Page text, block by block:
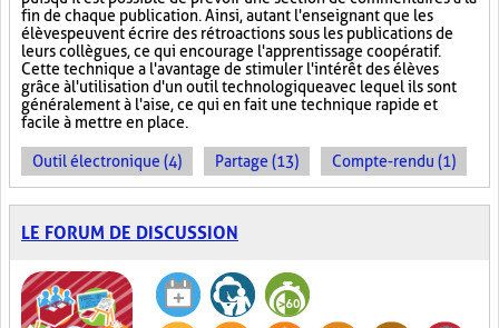
fin de chaque publication. Ainsi, autant l'enseignant que les
élèves peuvent écrire des rétroactions sous les publications de
leurs collègues, ce qui encourage l'apprentissage coopératif.
Cette technique a l'avantage de stimuler l'intérêt des élèves
grâce à l'utilisation d'un outil technologique avec lequel ils sont
généralement à l'aise, ce qui en fait une technique rapide et
facile à mettre en place.
Outil électronique (4) Partage (13) Compte-rendu (1)
LE FORUM DE DISCUSSION